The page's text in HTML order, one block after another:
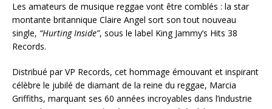
Les amateurs de musique reggae vont être comblés : la star
montante britannique Claire Angel sort son tout nouveau
single, “Hurting Inside”, sous le label King Jammy’s Hits 38
Records.
Distribué par VP Records, cet hommage émouvant et inspirant
célèbre le jubilé de diamant de la reine du reggae, Marcia
Griffiths, marquant ses 60 années incroyables dans l’industrie